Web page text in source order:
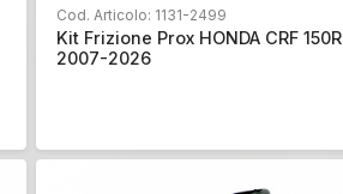
Cod. Articolo: 1131-2499
Kit Frizione Prox HONDA CRF 150R
2007-2026